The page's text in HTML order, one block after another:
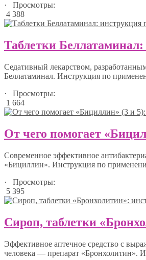
· Просмотры:
4 388
Таблетки
Седативный лекарством,
Беллатаминал. Инструкция по
· Просмотры:
1 664
От чего помогает
Современное эффективное
«Бициллин». Инструкция по
· Просмотры:
5 395
Сироп, таблетки
Эффективное аптечное средство с
человека — препарат «Бронхолитин».